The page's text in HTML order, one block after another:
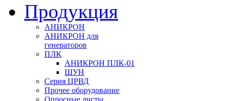
Продукция
АНИКРОН
АНИКРОН для
генераторов
ПЛК
АНИКРОН ПЛК-01
ШУН
Серия ЦРВД
Прочее оборудование
Опросные листы